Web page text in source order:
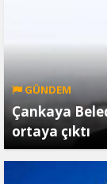
GÜNDEM
Çankaya
ortaya çıktı